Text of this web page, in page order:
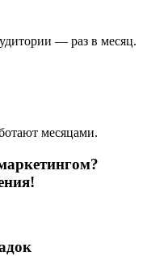
— раз в месяц.
месяцами.